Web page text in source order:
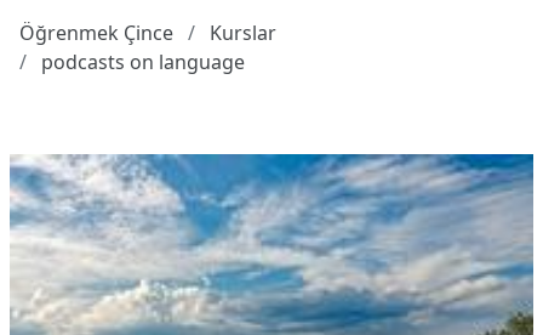
Öğrenmek Çince
Kurslar
podcasts on language